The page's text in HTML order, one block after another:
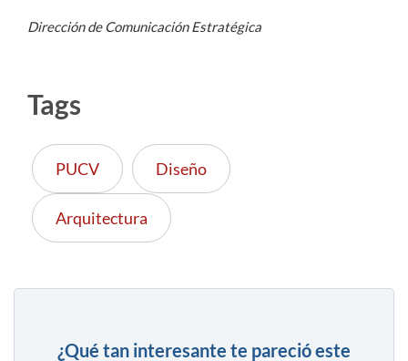
Dirección de Comunicación Estratégica
Tags
PUCV Diseño
Arquitectura
¿Qué tan interesante te pareció este